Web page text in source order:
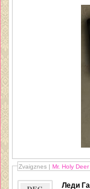
Zvaigznes| Mr. Holy Deer
Леди